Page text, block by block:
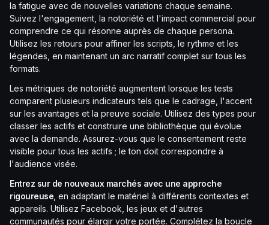
la fatigue avec de nouvelles variations chaque semaine.
Suivez l'engagement, la notoriété et l'impact commercial pour
comprendre ce qui résonne auprès de chaque persona.
Utilisez les retours pour affiner les scripts, le rythme et les
légendes, en maintenant un arc narratif complet sur tous les
formats.
Les métriques de notoriété augmentent lorsque les tests
comparent plusieurs indicateurs tels que le cadrage, l'accent
sur les avantages et la preuve sociale. Utilisez des types pour
classer les actifs et construire une bibliothèque qui évolue
avec la demande. Assurez-vous que le consentement reste
visible pour tous les actifs ; le ton doit correspondre à
l'audience visée.
Entrez sur de nouveaux marchés avec une approche
rigoureuse , en adaptant le matériel à différents contextes et
appareils. Utilisez Facebook, les jeux et d'autres
communautés pour élargir votre portée. Complétez la boucle